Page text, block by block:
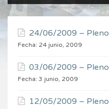
24/06/2009 –
Fecha: 24 junio, 2009
03/06/2009 –
Fecha: 3 junio, 2009
12/05/2009 –